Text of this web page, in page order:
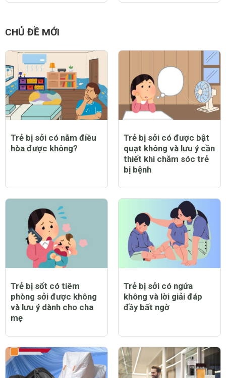
CHỦ ĐỀ MỚI
Trẻ bị sởi có nằm điều
hòa được không?
Trẻ bị sởi có được bật
quạt không và lưu ý cần
thiết khi chăm sóc trẻ
bị bệnh
Trẻ bị sốt có tiêm
phòng sởi được không
và lưu ý dành cho cha
mẹ
Trẻ bị sởi có ngứa
không và lời giải đáp
đầy bất ngờ